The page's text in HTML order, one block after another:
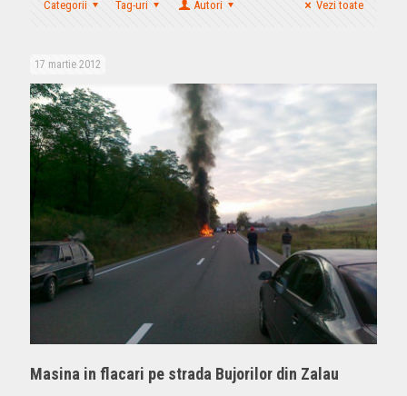
Categorii Tag-uri Autori Vezi toate
17 martie 2012
Masina in flacari pe strada Bujorilor din Zalau